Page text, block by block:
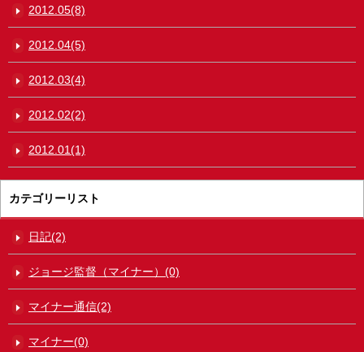
2012.05(8)
2012.04(5)
2012.03(4)
2012.02(2)
2012.01(1)
カテゴリーリスト
日記(2)
ジョージ監督（マイナー）(0)
マイナー通信(2)
マイナー(0)